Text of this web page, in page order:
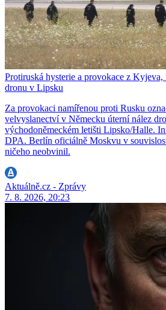
Protiruská hysterie a provokace z
dronu v Lipsku
Za provokaci namířenou proti Rusku
velvyslanectví v Německu úterní nález
východoněmeckém letišti Lipsko/Halle.
DPA. Berlín oficiálně Moskvu v
ničeho neobvinil.
Aktuálně.cz - Zprávy
7. 8. 2026, 20:23